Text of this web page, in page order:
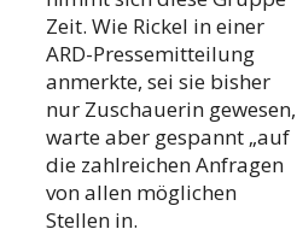
Zeit. Wie Rickel in einer
ARD-Pressemitteilung
anmerkte, sei sie bisher
nur Zuschauerin gewesen,
warte aber gespannt „auf
die zahlreichen Anfragen
von allen möglichen
Stellen in.